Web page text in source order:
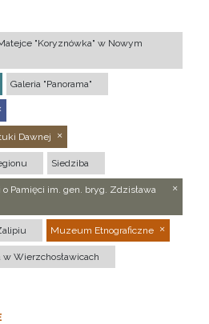
"Koryznówka" w Nowym
Galeria "Panorama"
Dawnej
Siedziba
Pamięci im. gen. bryg. Zdzisława
Muzeum Etnograficzne
Wierzchosławicach